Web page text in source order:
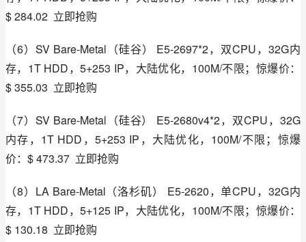
$ 284.02  立即抢购
（6）SV Bare-Metal（硅谷） E5-2697*2，双CPU，32G内
存，1T HDD，5+253 IP，大陆优化，100M/不限；惊爆价：
$ 355.03  立即抢购
（7）SV Bare-Metal（硅谷） E5-2680v4*2，双CPU，32G
内存，1T HDD，5+253 IP，大陆优化，100M/不限；惊爆
价：$ 473.37  立即抢购
（8）LA Bare-Metal（洛杉矶） E5-2620，单CPU，32G内
存，1T HDD，5+125 IP，大陆优化，100M/不限；惊爆价：
$ 130.18  立即抢购